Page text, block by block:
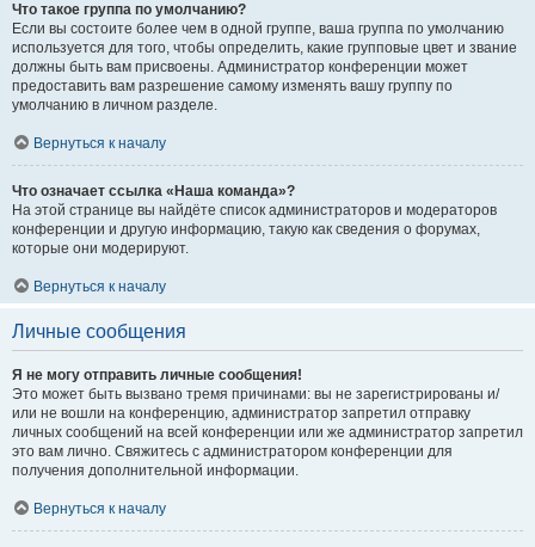
Что такое группа по умолчанию?
Если вы состоите более чем в одной группе, ваша группа по умолчанию
используется для того, чтобы определить, какие групповые цвет и звание
должны быть вам присвоены. Администратор конференции может
предоставить вам разрешение самому изменять вашу группу по
умолчанию в личном разделе.
Вернуться к началу
Что означает ссылка «Наша команда»?
На этой странице вы найдёте список администраторов и модераторов
конференции и другую информацию, такую как сведения о форумах,
которые они модерируют.
Вернуться к началу
Личные сообщения
Я не могу отправить личные сообщения!
Это может быть вызвано тремя причинами: вы не зарегистрированы и/
или не вошли на конференцию, администратор запретил отправку
личных сообщений на всей конференции или же администратор запретил
это вам лично. Свяжитесь с администратором конференции для
получения дополнительной информации.
Вернуться к началу